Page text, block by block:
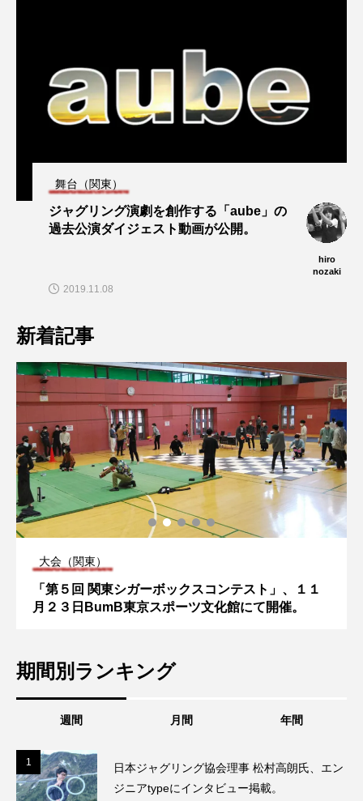
舞台（関東）
ジャグリング演劇を創作する「aube」の
過去公演ダイジェスト動画が公開。
hiro
nozaki
2019.11.08
新着記事
大会（関西）
ブラボーコンテスト、１２月１１日開催。運営スタ
ッフも募集中。
期間別ランキング
週間 月間 年間
1
日本ジャグリング協会理事 松村高朗氏、エン
ジニアtypeにインタビュー掲載。